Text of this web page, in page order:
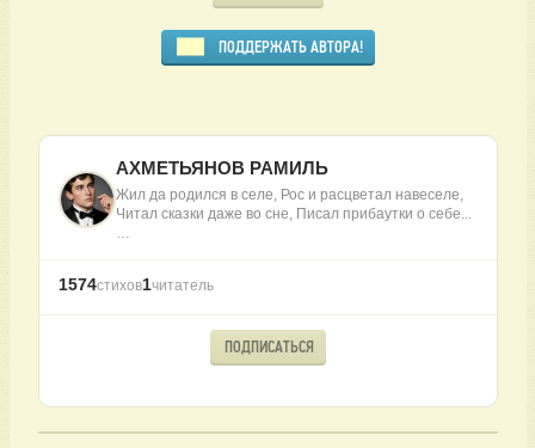
ПОДДЕРЖАТЬ АВТОРА!
АХМЕТЬЯНОВ РАМИЛЬ
Жил да родился в селе, Рос и расцветал навеселе,
Читал сказки даже во сне, Писал прибаутки о себе...
…
1574стихов1читатель
ПОДПИСАТЬСЯ